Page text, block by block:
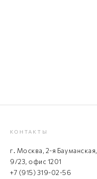
КОНТАКТЫ
г. Москва, 2-я Бауманская,
9/23, офис 1201
+7 (915) 319-02-56